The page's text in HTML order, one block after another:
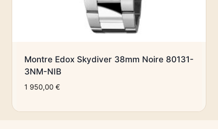
Montre Edox Skydiver 38mm Noire 80131-
3NM-NIB
1 950,00 €